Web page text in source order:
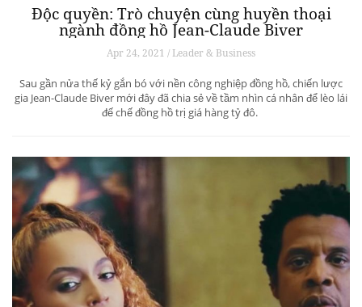
Độc quyền: Trò chuyện cùng huyền thoại
ngành đồng hồ Jean-Claude Biver
Apr 24, 2021 / Leader & Business
Sau gần nửa thế kỷ gắn bó với nền công nghiệp đồng hồ, chiến lược
gia Jean-Claude Biver mới đây đã chia sẻ về tầm nhìn cá nhân để lèo lái
đế chế đồng hồ trị giá hàng tỷ đô.